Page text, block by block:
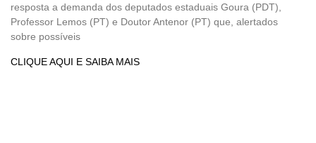
resposta a demanda dos deputados estaduais Goura (PDT),
Professor Lemos (PT) e Doutor Antenor (PT) que, alertados
sobre possíveis
CLIQUE AQUI E SAIBA MAIS